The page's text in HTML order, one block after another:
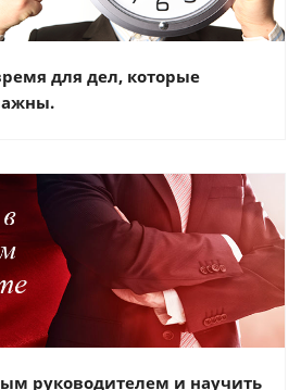
для дел, которые
и научить